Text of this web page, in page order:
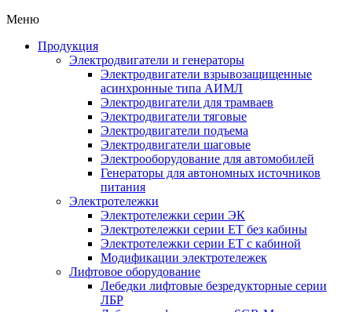
Меню
Продукция
Электродвигатели и генераторы
Электродвигатели взрывозащищенные
асинхронные типа АИМЛ
Электродвигатели для трамваев
Электродвигатели тяговые
Электродвигатели подъема
Электродвигатели шаговые
Электрооборудование для автомобилей
Генераторы для автономных источников
питания
Электротележки
Электротележки серии ЭК
Электротележки серии ЕТ без кабины
Электротележки серии ЕТ с кабиной
Модификации электротележек
Лифтовое оборудование
Лебедки лифтовые безредукторные серии
ЛБР